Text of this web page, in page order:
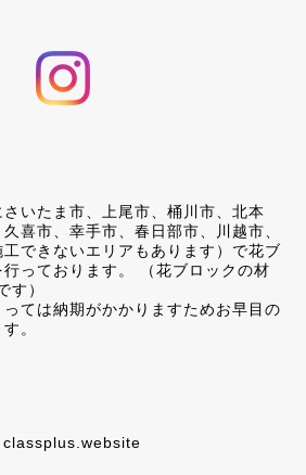
いたま市、上尾市、桶川市、北本
喜市、幸手市、春日部市、川越市、
できないエリアもあります）で花ブ
っております。 （花ブロックの材
す）
ては納期がかかりますためお早目の
。